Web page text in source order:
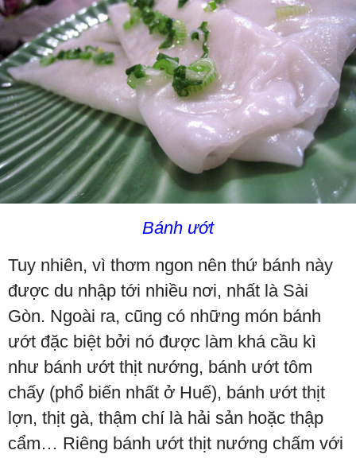
Bánh ướt
Tuy nhiên, vì thơm ngon nên thứ bánh này
được du nhập tới nhiều nơi, nhất là Sài
Gòn. Ngoài ra, cũng có những món bánh
ướt đặc biệt bởi nó được làm khá cầu kì
như bánh ướt thịt nướng, bánh ướt tôm
chấy (phổ biến nhất ở Huế), bánh ướt thịt
lợn, thịt gà, thậm chí là hải sản hoặc thập
cẩm… Riêng bánh ướt thịt nướng chấm với